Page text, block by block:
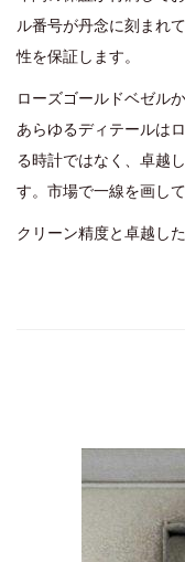
ル番号が丹念に刻まれ
性を保証します。
ローズゴールドベゼル
あらゆるディテールは
る時計ではなく、卓越
す。市場で一線を画し
クリーン精度と卓越し